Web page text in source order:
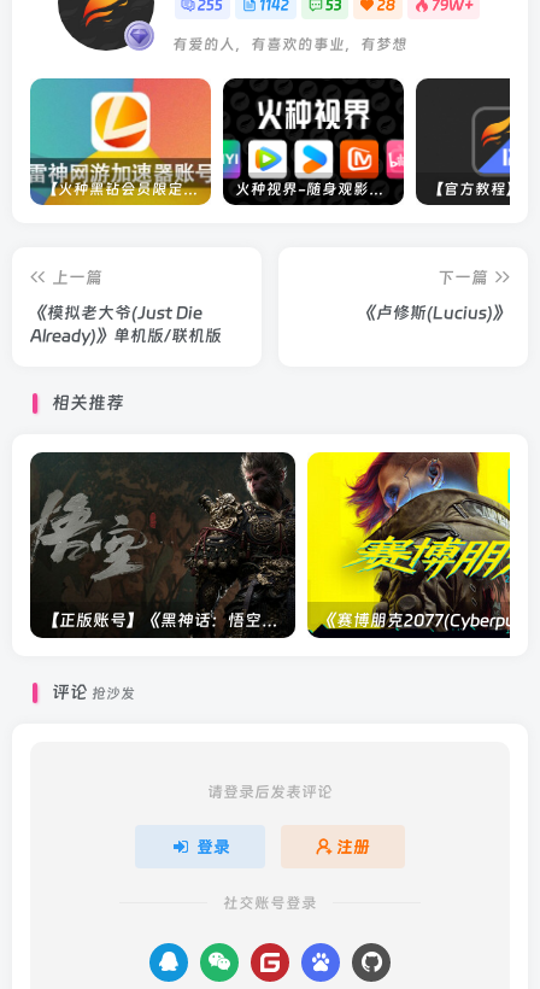
255 1142 53 28 79W+
有爱的人，有喜欢的事业，有梦想
【火种黑钻会员限定】雷神加速器账号 火种视界-随身观影神器（完美适配手机端）
上一篇
《模拟老大爷(Just Die
Already)》单机版/联机版
下一篇
《卢修斯(Lucius)》
相关推荐
【正版账号】《黑神话：悟空(BLACK MYTH WU KONG)》
评论 抢沙发
请登录后发表评论
登录 注册
社交账号登录